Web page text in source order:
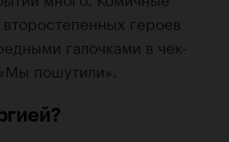
героев
галочками в чек-
пошутили».